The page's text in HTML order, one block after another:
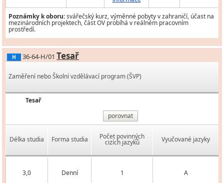
Poznámky k oboru:svářečský kurz, výměnné pobyty v zahraničí, účast na
mezinárodních projektech, část OV probíhá v reálném pracovním
prostředí.
H 36-64-H/01 Tesař
Zaměření nebo Školní vzdělávací program (ŠVP)
Tesař
porovnat
Délka studia Forma studia Počet povinných
cizích jazyků Vyučované jazyky
3,0 Denní 1 A